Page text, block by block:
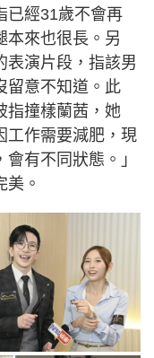
已經31歲不會再
本來也很長。另
表演片段，指該男
留意不知道。此
指撞樣蘭茜，她
工作需要減肥，現
有不同狀態。」
。